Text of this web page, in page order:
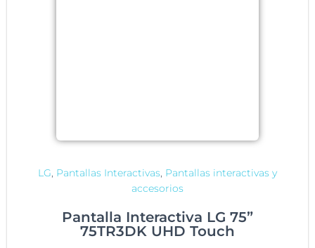
LG Pantallas Interactivas Pantallas interactivas y
accesorios
Pantalla Interactiva LG 75”
75TR3DK UHD Touch